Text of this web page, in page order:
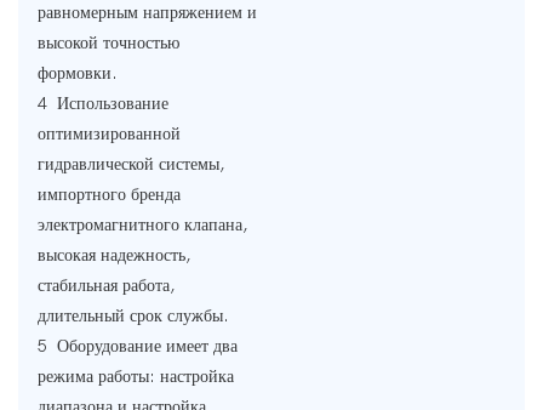
равномерным напряжением и
высокой точностью
формовки.
4 Использование
оптимизированной
гидравлической системы,
импортного бренда
электромагнитного клапана,
высокая надежность,
стабильная работа,
длительный срок службы.
5 Оборудование имеет два
режима работы: настройка